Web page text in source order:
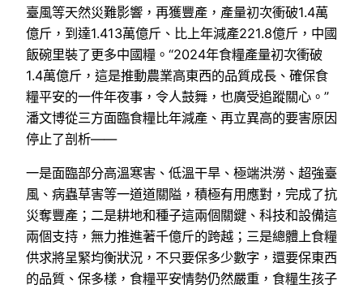
臺風等天然災難影響，再獲豐產，產量初次衝破1.4萬
億斤，到達1.413萬億斤、比上年減產221.8億斤，中國
飯碗里裝了更多中國糧。“2024年食糧產量初次衝破
1.4萬億斤，這是推動農業高東西的品質成長、確保食
糧平安的一件年夜事，令人鼓舞，也廣受追蹤關心。”
潘文博從三方面臨食糧比年減產、再立異高的要害原因
停止了剖析——
一是面臨部分高溫寒害、低溫干旱、極端洪澇、超強臺
風、病蟲草害等一道道關隘，積極有用應對，完成了抗
災奪豐產；二是耕地和種子這兩個關鍵、科技和設備這
兩個支持，無力推進著千億斤的跨越；三是總體上食糧
供求將呈緊均衡狀況，不只要保多少數字，還要保東西
的品質、保多樣，食糧平安情勢仍然嚴重，食糧生孩子